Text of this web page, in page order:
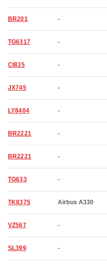
BR201 -
TG6317 -
CI835 -
JX745 -
LY8404 -
BR2221 -
BR2221 -
TG633 -
TK8375 Airbus A330
VZ567 -
SL399 -